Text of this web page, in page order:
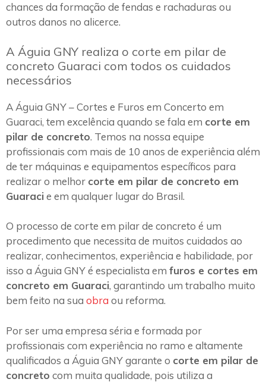
chances da formação de fendas e rachaduras ou
outros danos no alicerce.
A Águia GNY realiza o corte em pilar de
concreto Guaraci com todos os cuidados
necessários
A Águia GNY – Cortes e Furos em Concerto em
Guaraci, tem excelência quando se fala em corte em
pilar de concreto. Temos na nossa equipe
profissionais com mais de 10 anos de experiência além
de ter máquinas e equipamentos específicos para
realizar o melhor corte em pilar de concreto em
Guaraci e em qualquer lugar do Brasil.
O processo de corte em pilar de concreto é um
procedimento que necessita de muitos cuidados ao
realizar, conhecimentos, experiência e habilidade, por
isso a Águia GNY é especialista em furos e cortes em
concreto em Guaraci, garantindo um trabalho muito
bem feito na sua obra ou reforma.
Por ser uma empresa séria e formada por
profissionais com experiência no ramo e altamente
qualificados a Águia GNY garante o corte em pilar de
concreto com muita qualidade, pois utiliza a